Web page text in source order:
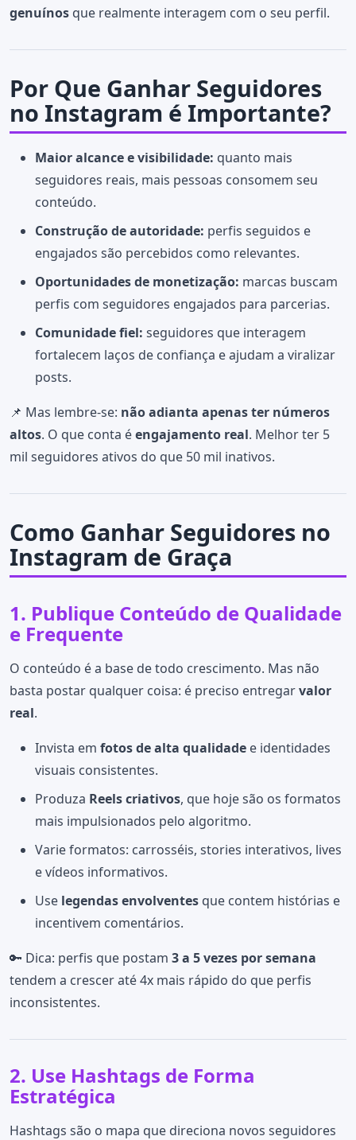
genuínos que realmente interagem com o seu perfil.
Por Que Ganhar Seguidores
no Instagram é Importante?
Maior alcance e visibilidade: quanto mais
seguidores reais, mais pessoas consomem seu
conteúdo.
Construção de autoridade: perfis seguidos e
engajados são percebidos como relevantes.
Oportunidades de monetização: marcas buscam
perfis com seguidores engajados para parcerias.
Comunidade fiel: seguidores que interagem
fortalecem laços de confiança e ajudam a viralizar
posts.
📌 Mas lembre-se: não adianta apenas ter números
altos. O que conta éengajamento real. Melhor ter 5
mil seguidores ativos do que 50 mil inativos.
Como Ganhar Seguidores no
Instagram de Graça
1. Publique Conteúdo de Qualidade
e Frequente
O conteúdo é a base de todo crescimento. Mas não
basta postar qualquer coisa: é preciso entregarvalor
real.
Invista em fotos de alta qualidade e identidades
visuais consistentes.
Produza Reels criativos, que hoje são os formatos
mais impulsionados pelo algoritmo.
Varie formatos: carrosséis, stories interativos, lives
e vídeos informativos.
Use legendas envolventes que contem histórias e
incentivem comentários.
🔑 Dica: perfis que postam 3 a 5 vezes por semana
tendem a crescer até 4x mais rápido do que perfis
inconsistentes.
2. Use Hashtags de Forma
Estratégica
Hashtags são o mapa que direciona novos seguidores